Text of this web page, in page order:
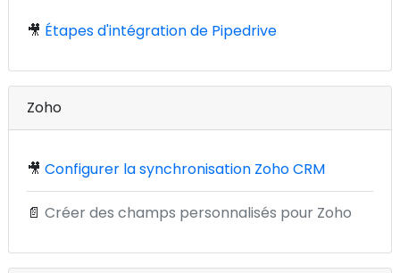
🎥 Étapes d'intégration de Pipedrive
Zoho
🎥 Configurer la synchronisation Zoho CRM
📄 Créer des champs personnalisés pour Zoho